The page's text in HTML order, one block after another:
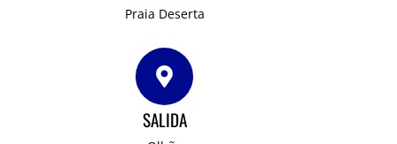
Praia Deserta
SALIDA